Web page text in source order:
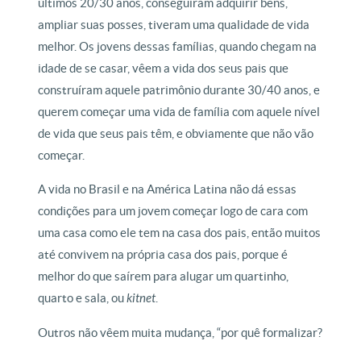
últimos 20/30 anos, conseguiram adquirir bens,
ampliar suas posses, tiveram uma qualidade de vida
melhor. Os jovens dessas famílias, quando chegam na
idade de se casar, vêem a vida dos seus pais que
construíram aquele patrimônio durante 30/40 anos, e
querem começar uma vida de família com aquele nível
de vida que seus pais têm, e obviamente que não vão
começar.
A vida no Brasil e na América Latina não dá essas
condições para um jovem começar logo de cara com
uma casa como ele tem na casa dos pais, então muitos
até convivem na própria casa dos pais, porque é
melhor do que saírem para alugar um quartinho,
quarto e sala, oukitnet.
Outros não vêem muita mudança, “por quê formalizar?